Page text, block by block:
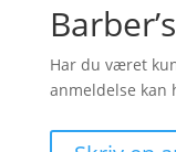
Har du været
anmeldelse